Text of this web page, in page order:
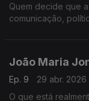
Quem decide que
comunicação,
João Maria
Ep. 9
29 abr. 2026
O que está